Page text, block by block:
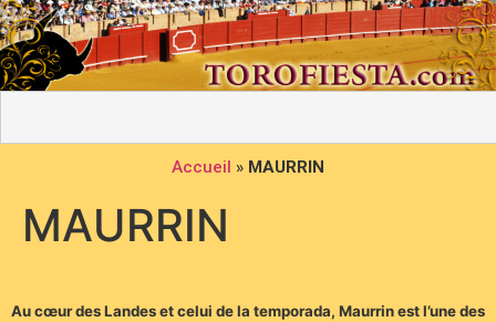
Accueil » MAURRIN
MAURRIN
Au cœur des Landes et celui de la temporada, Maurrin est l’une des